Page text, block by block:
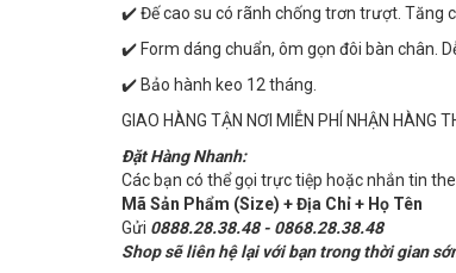
✔️ Đế cao su có rãnh chống trơn trượt. Tăng
✔️ Form dáng chuẩn, ôm gọn đôi bàn chân.
✔️ Bảo hành keo 12 tháng.
GIAO HÀNG TẬN NƠI MIỄN PHÍ NHẬN HÀNG
Đặt Hàng Nhanh:
Các bạn có thể gọi trực tiệp hoặc nhắn tin
Mã Sản Phẩm (Size) + Địa Chỉ + Họ Tên
Gửi 0888.28.38.48 - 0868.28.38.48
Shop sẽ liên hệ lại với bạn trong thời gian